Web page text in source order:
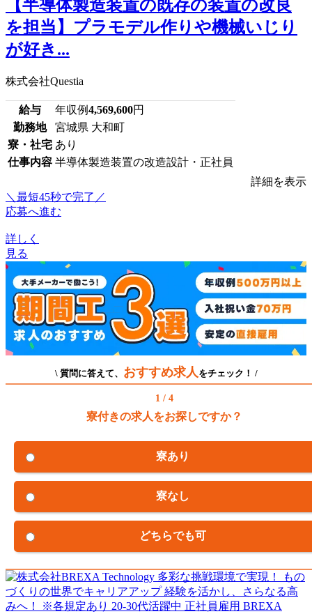
【半導体製造装置の既存の装置の改良
を担当】プラモデル作りや機械いじり
が好き...
株式会社Questia
給与 年収例4,569,600円
勤務地
宮城県 大和町
寮・社宅 あり
仕事内容 半導体製造装置の改造設計・正社員
詳細を表示
＼最短45秒で完了／
応募へ進む
詳しく
見る
\ 質問に答えて、 おすすめ求人 をチェック！ /
1 / 4
寮付きの求人をお探しですか？
寮あり
寮なし
どちらでも可